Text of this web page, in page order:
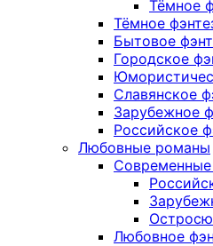
Тёмное
Тёмное
Бытовое
Городское
Славянское
Зарубежное
Российское
Любовные романы
Любовное